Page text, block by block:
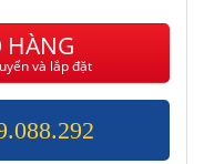
HÀNG
và lắp đặt